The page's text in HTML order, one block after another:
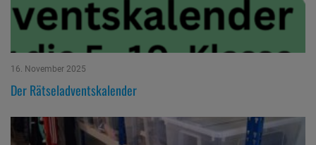
16. November 2025
Der Rätseladventskalender